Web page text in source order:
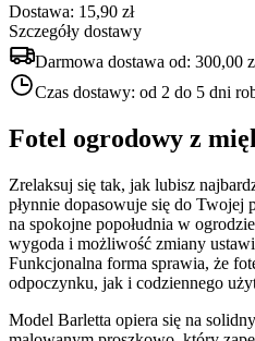
Dostawa: 15,90 zł
Szczegóły dostawy
Darmowa dostawa od: 300,00
Czas dostawy: od 2 do 5 dni
Fotel ogrodowy z
Zrelaksuj się tak, jak lubisz
płynnie dopasowuje się do Twojej
na spokojne popołudnia w
wygoda i możliwość zmiany
Funkcjonalna forma sprawia, że
odpoczynku, jak i codziennego
Model Barletta opiera się na